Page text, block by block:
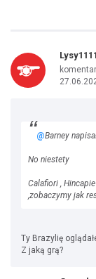
Lysy1111
@Barney
No niestety
Calafiori ,
,zobaczymy jak
Ty Brazylię
Z jaką grą?